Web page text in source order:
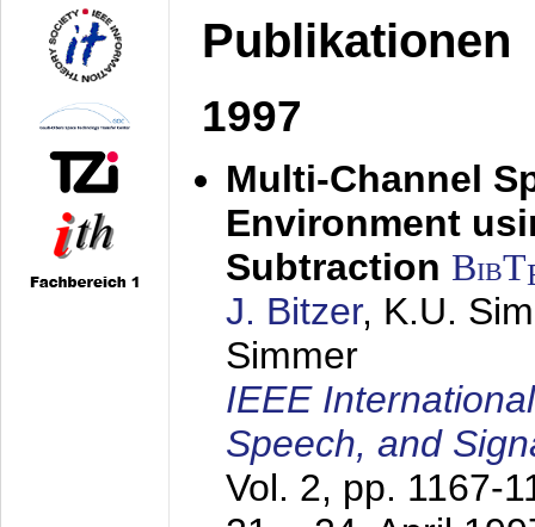
Publikationen
1997
Multi-Channel
Environment
Subtraction BibT
J. Bitzer, K.U.
Simmer
IEEE
Speech, and
Vol. 2, pp. 1167-